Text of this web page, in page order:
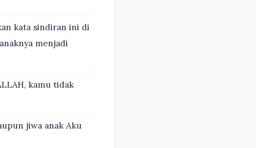
kata sindiran ini di
menjadi
kamu tidak
jiwa anak Aku